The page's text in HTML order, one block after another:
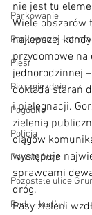
Parkowanie
Parkowanie -
Piesi
Pieszojezdnie
Pogodno
Policja
Powstańcza
Pozostałe ulice
Rada - budżet
nie jest tu
Wiele obszarów
najlepszej
przydomowe na
jednorodzinnej
dokłada starań
i pielęgnacji.
zielenią
ciągów
występuje
sprawcami
dróg.
Pasy zieleni